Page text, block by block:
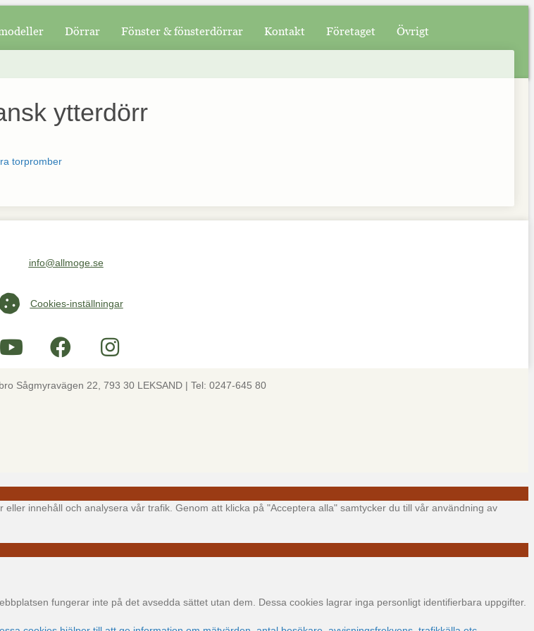
Dörrar Fönster & fönsterdörrar Kontakt Företaget Övrigt
ytterdörr
torpromber
Maila oss på info@allmoge.se
info@allmoge.se
inställningar
Cookies-inställningar
Sågmyravägen 22, 793 30 LEKSAND | Tel: 0247-645 80
innehåll och analysera vår trafik. Genom att klicka på "Acceptera alla" samtycker du till vår användning av
fungerar inte på det avsedda sättet utan dem. Dessa cookies lagrar inga personligt identifierbara uppgifter.